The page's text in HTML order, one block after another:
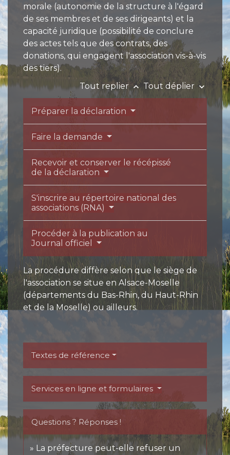
morale (autonomie de la structure à l'égard
de ses membres et de ses dirigeants) et la
capacité juridique (possibilité de conclure
des actes tels que des contrats, des
donations, qui engagent l'association vis-à-vis
des tiers).
Tout replier keyboard_arrow_up Tout déplier keyboard_arrow_down
Préparer la déclaration
Faire la demande
Recevoir et conserver le récépissé
de la déclaration
S'inscrire au répertoire national des
associations (RNA)
Procéder à la publication au
Journal officiel
La procédure diffère selon que le siège de
l'association se situe en Alsace-Moselle
(départements du Bas-Rhin, du Haut-Rhin
et de la Moselle) ou ailleurs.
Textes de référence
Services en ligne et formulaires
Questions ? Réponses !
La préfecture peut-elle refuser un